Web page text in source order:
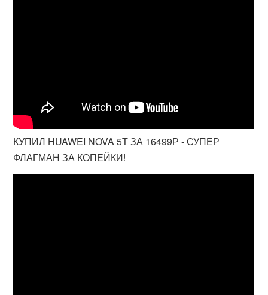
КУПИЛ HUAWEI NOVA 5T ЗА 16499Р - СУПЕР
ФЛАГМАН ЗА КОПЕЙКИ!